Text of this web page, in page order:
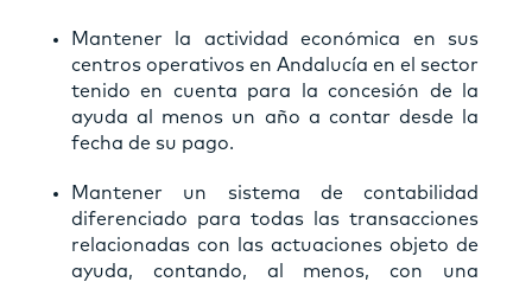
Mantener la actividad económica en sus
centros operativos en Andalucía en el sector
tenido en cuenta para la concesión de la
ayuda al menos un año a contar desde la
fecha de su pago.
Mantener un sistema de contabilidad
diferenciado para todas las transacciones
relacionadas con las actuaciones objeto de
ayuda, contando, al menos, con una